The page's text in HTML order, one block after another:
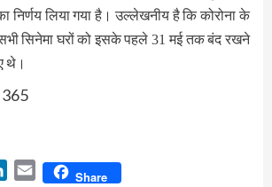
निर्णय लिया गया है। उल्लेखनीय है कि कोरोना के
सिनेमा घरों को इसके पहले 31मई तक बंद रखने
थे।
365
LinkedIn
Email Share